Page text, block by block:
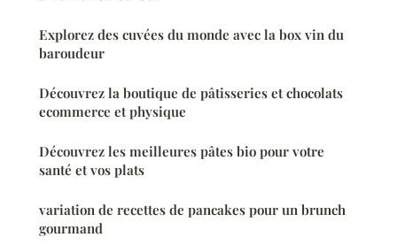
Explorez des cuvées du monde avec la box vin du
baroudeur
Découvrez la boutique de pâtisseries et chocolats
ecommerce et physique
Découvrez les meilleures pâtes bio pour votre
santé et vos plats
variation de recettes de pancakes pour un brunch
gourmand